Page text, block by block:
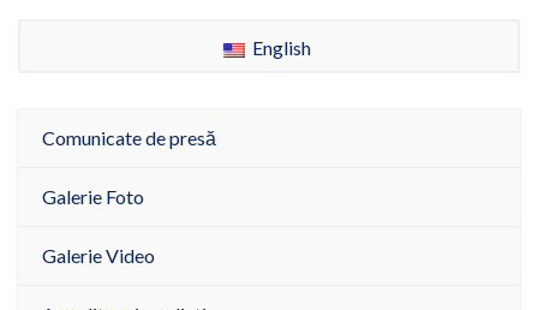
English
Comunicate de presă
Galerie Foto
Galerie Video